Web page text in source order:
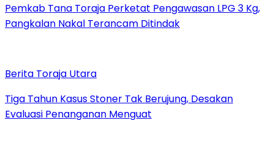
Pemkab Tana Toraja Perketat Pengawasan LPG 3 Kg,
Pangkalan Nakal Terancam Ditindak
Berita Toraja Utara
Tiga Tahun Kasus Stoner Tak Berujung, Desakan
Evaluasi Penanganan Menguat